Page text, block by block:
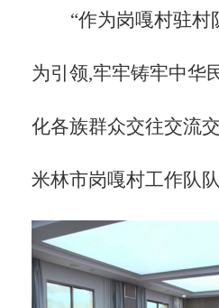
“作为岗嘎村驻村
为引领,牢牢铸牢中华
化各族群众交往交流
米林市岗嘎村工作队